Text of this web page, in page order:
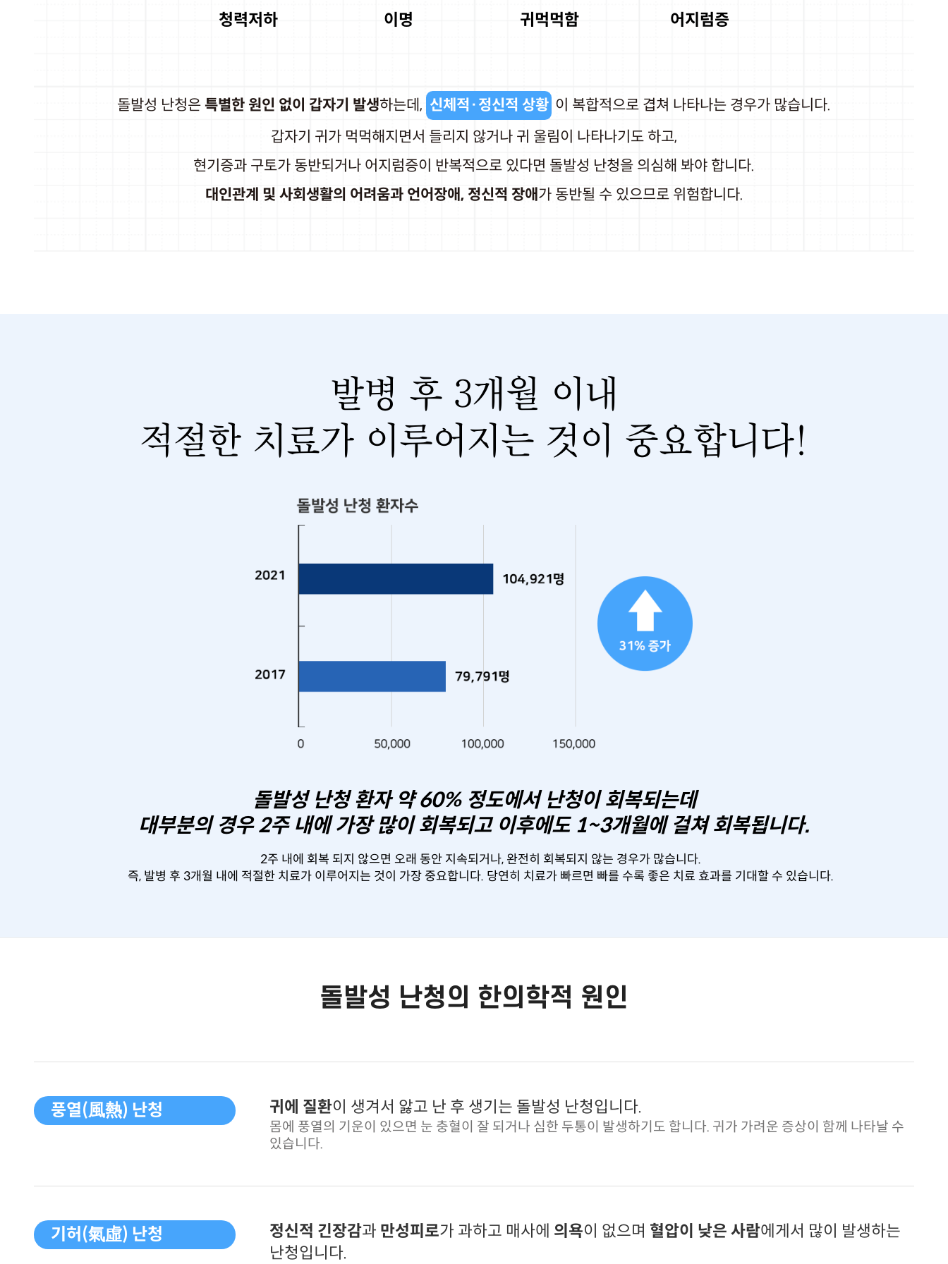
청력저하 이명 귀먹먹함 어지럼증
돌발성 난청은특별한 원인 없이 갑자기 발생하는데, 신체적·정신적 상황 이 복합적으로 겹쳐 나타나는 경우가 많습니다.
갑자기 귀가 먹먹해지면서 들리지 않거나 귀 울림이 나타나기도 하고,
현기증과 구토가 동반되거나 어지럼증이 반복적으로 있다면 돌발성 난청을 의심해 봐야 합니다.
대인관계 및 사회생활의 어려움과 언어장애, 정신적 장애가 동반될 수 있으므로 위험합니다.
발병 후 3개월 이내
적절한 치료가 이루어지는 것이 중요합니다!
돌발성 난청 환자 약 60% 정도에서 난청이 회복되는데
대부분의 경우 2주 내에 가장 많이 회복되고 이후에도 1~3개월에 걸쳐 회복됩니다.
2주 내에 회복 되지 않으면 오래 동안 지속되거나, 완전히 회복되지 않는 경우가 많습니다.
즉, 발병 후 3개월 내에 적절한 치료가 이루어지는 것이 가장 중요합니다. 당연히 치료가 빠르면 빠를 수록 좋은 치료 효과를 기대할 수 있습니다.
돌발성 난청의 한의학적 원인
풍열(風熱) 난청 귀에 질환이 생겨서 앓고 난 후 생기는 돌발성 난청입니다.
몸에 풍열의 기운이 있으면 눈 충혈이 잘 되거나 심한 두통이 발생하기도 합니다. 귀가 가려운 증상이 함께 나타날 수
있습니다.
기허(氣虛) 난청 정신적 긴장감과 만성피로가 과하고 매사에 의욕이 없으며 혈압이 낮은 사람에게서 많이 발생하는
난청입니다.